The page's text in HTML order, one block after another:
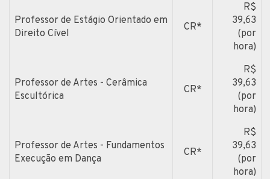
Professor de Estágio Orientado em
Direito Cível
CR*
R$
39,63
(por
hora)
Professor de Artes - Cerâmica
Escultórica
CR*
R$
39,63
(por
hora)
Professor de Artes - Fundamentos
Execução em Dança
CR*
R$
39,63
(por
hora)